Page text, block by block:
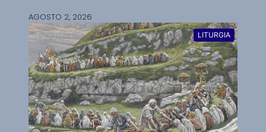
AGOSTO 2, 2026
LITURGIA